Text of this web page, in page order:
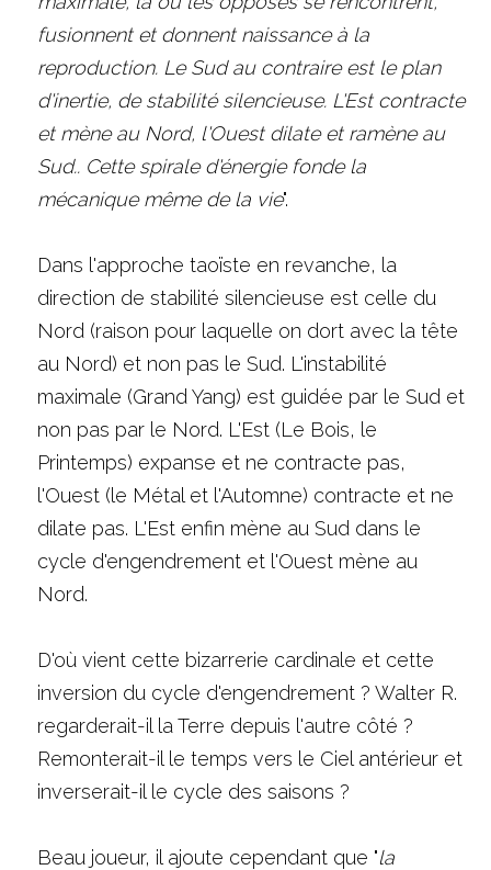
fusionnent et donnent naissance à la
reproduction. Le Sud au contraire est le plan
d'inertie, de stabilité silencieuse. L'Est contracte
et mène au Nord, l'Ouest dilate et ramène au
Sud.. Cette spirale d'énergie fonde la
mécanique même de la vie".
Dans l'approche taoïste en revanche, la
direction de stabilité silencieuse est celle du
Nord (raison pour laquelle on dort avec la tête
au Nord) et non pas le Sud. L'instabilité
maximale (Grand Yang) est guidée par le Sud et
non pas par le Nord. L'Est (Le Bois, le
Printemps) expanse et ne contracte pas,
l'Ouest (le Métal et l'Automne) contracte et ne
dilate pas. L'Est enfin mène au Sud dans le
cycle d'engendrement et l'Ouest mène au
Nord.
D'où vient cette bizarrerie cardinale et cette
inversion du cycle d'engendrement ? Walter R.
regarderait-il la Terre depuis l'autre côté ?
Remonterait-il le temps vers le Ciel antérieur et
inverserait-il le cycle des saisons ?
Beau joueur, il ajoute cependant que "la